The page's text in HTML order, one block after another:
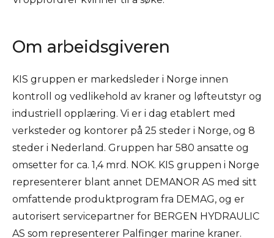
Om arbeidsgiveren
KIS gruppen er markedsleder i Norge innen
kontroll og vedlikehold av kraner og løfteutstyr og
industriell opplæring. Vi er i dag etablert med
verksteder og kontorer på 25 steder i Norge, og 8
steder i Nederland. Gruppen har 580 ansatte og
omsetter for ca. 1,4 mrd. NOK. KIS gruppen i Norge
representerer blant annet DEMANOR AS med sitt
omfattende produktprogram fra DEMAG, og er
autorisert servicepartner for BERGEN HYDRAULIC
AS som representerer Palfinger marine kraner.